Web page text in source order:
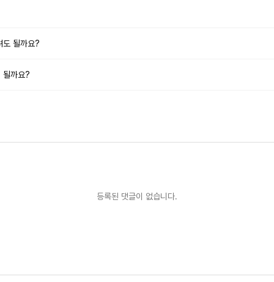
도 될까요?
될까요?
등록된 댓글이 없습니다.